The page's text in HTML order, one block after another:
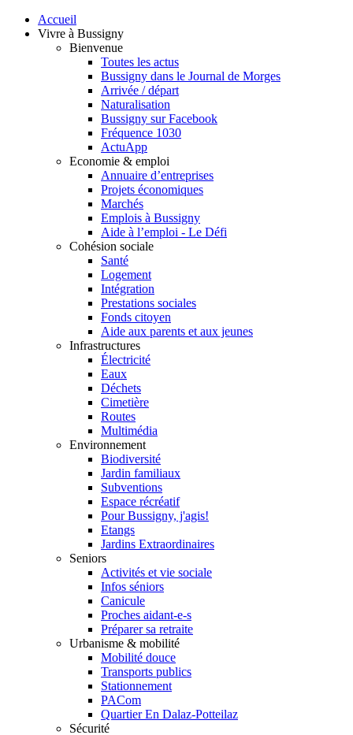
Accueil
Vivre à Bussigny
Bienvenue
Toutes les actus
Bussigny dans le Journal de Morges
Arrivée / départ
Naturalisation
Bussigny sur Facebook
Fréquence 1030
ActuApp
Economie & emploi
Annuaire d’entreprises
Projets économiques
Marchés
Emplois à Bussigny
Aide à l’emploi - Le Défi
Cohésion sociale
Santé
Logement
Intégration
Prestations sociales
Fonds citoyen
Aide aux parents et aux jeunes
Infrastructures
Électricité
Eaux
Déchets
Cimetière
Routes
Multimédia
Environnement
Biodiversité
Jardin familiaux
Subventions
Espace récréatif
Pour Bussigny, j'agis!
Etangs
Jardins Extraordinaires
Seniors
Activités et vie sociale
Infos séniors
Canicule
Proches aidant-e-s
Préparer sa retraite
Urbanisme & mobilité
Mobilité douce
Transports publics
Stationnement
PACom
Quartier En Dalaz-Potteilaz
Sécurité